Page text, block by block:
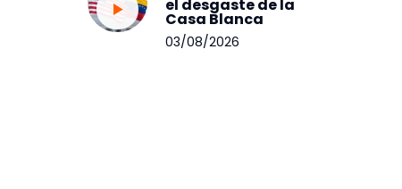
el desgaste de la
Casa Blanca
03/08/2026